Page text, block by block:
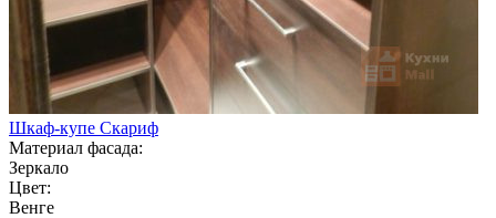
Шкаф-купе Скариф
Материал фасада:
Зеркало
Цвет:
Венге